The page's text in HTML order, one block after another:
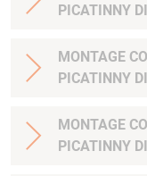
PICATINNY
MONTAGE
PICATINNY
MONTAGE
PICATINNY